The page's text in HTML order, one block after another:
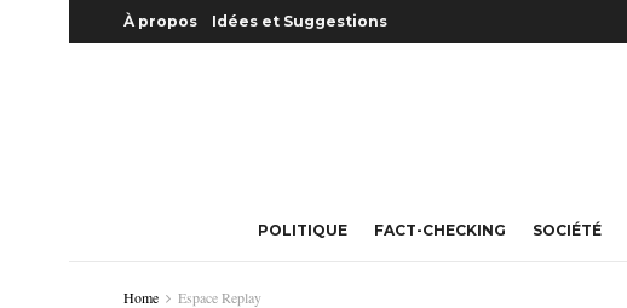
À propos Idées et Suggestions
POLITIQUE FACT-CHECKING SOCIÉTÉ
Home Espace Replay